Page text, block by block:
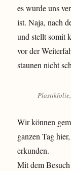
es wurde uns
ist. Naja, nach
und stellt somit
vor der
staunen nicht
Wir können
ganzen Tag
erkunden.
Mit dem